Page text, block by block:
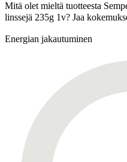
Mitä olet mieltä tuotteesta
linssejä 235g 1v? Jaa
Energian jakautuminen